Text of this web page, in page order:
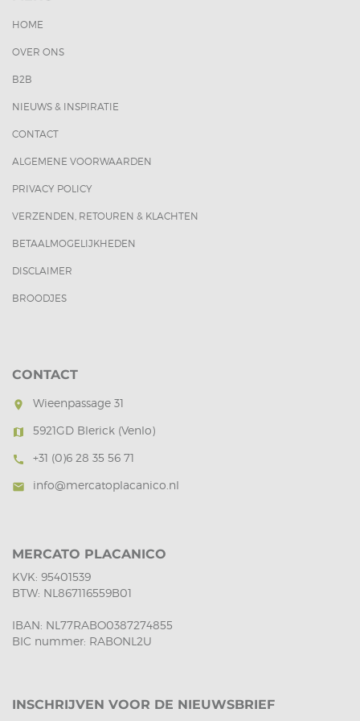
HOME
OVER ONS
B2B
NIEUWS & INSPIRATIE
CONTACT
ALGEMENE VOORWAARDEN
PRIVACY POLICY
VERZENDEN, RETOUREN & KLACHTEN
BETAALMOGELIJKHEDEN
DISCLAIMER
BROODJES
CONTACT
room Wieenpassage 31
map 5921GD Blerick (Venlo)
call +31 (0)6 28 35 56 71
mail info@mercatoplacanico.nl
MERCATO PLACANICO
KVK: 95401539
BTW: NL867116559B01
IBAN: NL77RABO0387274855
BIC nummer: RABONL2U
INSCHRIJVEN VOOR DE NIEUWSBRIEF